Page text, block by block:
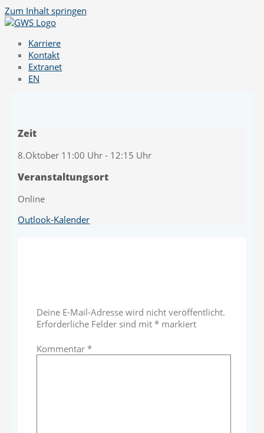
Zum Inhalt springen
Karriere
Kontakt
Extranet
EN
Zeit
8.Oktober 11:00 Uhr - 12:15 Uhr
Veranstaltungsort
Online
Outlook-Kalender
Deine E-Mail-Adresse wird nicht veröffentlicht.
Erforderliche Felder sind mit *markiert
Kommentar *